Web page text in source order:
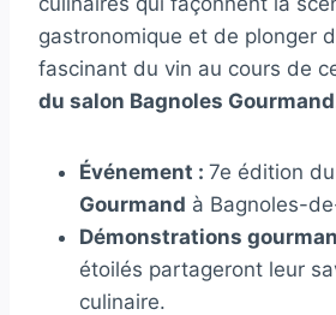
gastronomique et de plonger
fascinant du vin au cours de
du salon Bagnoles Gourmand
Événement : 7e édition
Gourmand à Bagnoles-
Démonstrations
étoilés partageront leur
culinaire.